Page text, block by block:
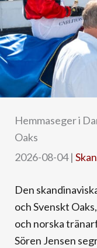
Hemmaseger i
Oaks
2026-08-04|
Den
och Svenskt
och norska
Sören Jensen